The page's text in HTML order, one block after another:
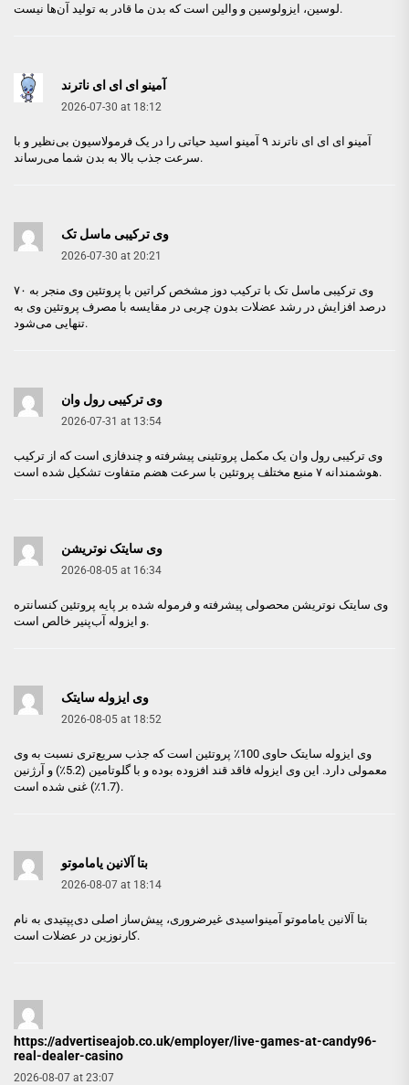
لوسین، ایزولوسین و والین است که بدن ما قادر به تولید آن‌ها نیست.
آمینو ای ای ای ناترند
2026-07-30 at 18:12
آمینو ای ای ای ناترند
۹ آمینو اسید حیاتی را در یک فرمولاسیون بی‌نظیر و با
سرعت جذب بالا به بدن شما می‌رساند.
وی ترکیبی ماسل تک
2026-07-30 at 20:21
وی ترکیبی ماسل تک
با ترکیب دوز مشخص کراتین با پروتئین وی منجر به ۷۰
درصد افزایش در رشد عضلات بدون چربی در مقایسه با مصرف پروتئین وی به
تنهایی می‌شود.
وی ترکیبی رول وان
2026-07-31 at 13:54
وی ترکیبی رول وان یک مکمل پروتئینی پیشرفته و چندفازی است که از ترکیب
هوشمندانه ۷ منبع مختلف پروتئین با سرعت هضم متفاوت تشکیل شده است.
وی سایتک نوتریشن
2026-08-05 at 16:34
وی سایتک نوتریشن محصولی پیشرفته و فرموله شده بر پایه پروتئین کنسانتره
و ایزوله آب‌پنیر خالص است.
وی ایزوله سایتک
2026-08-05 at 18:52
وی ایزوله سایتک
حاوی 100٪ پروتئین است که جذب سریع‌تری نسبت به وی
معمولی دارد. این وی ایزوله فاقد قند افزوده بوده و با گلوتامین (5.2٪) و آرژنین
(1.7٪) غنی شده است.
بتا آلانین یاماموتو
2026-08-07 at 18:14
بتا آلانین یاماموتو آمینواسیدی غیرضروری، پیش‌ساز اصلی دی‌پپتیدی به نام
کارنوزین در عضلات است.
https://advertiseajob.co.uk/employer/live-games-at-candy96-
real-dealer-casino
2026-08-07 at 23:07